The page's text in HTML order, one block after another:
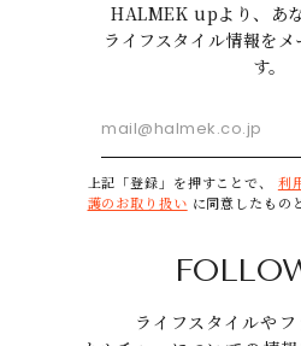
HALMEK upより、あ
ライフスタイル情報を
す。
上記「登録」を押すことで、 利
護のお取り扱い に同意したもの
ライフスタイルやフ